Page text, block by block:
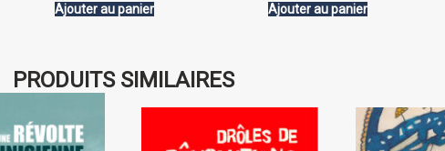
Ajouter au panier Ajouter au panier
PRODUITS SIMILAIRES